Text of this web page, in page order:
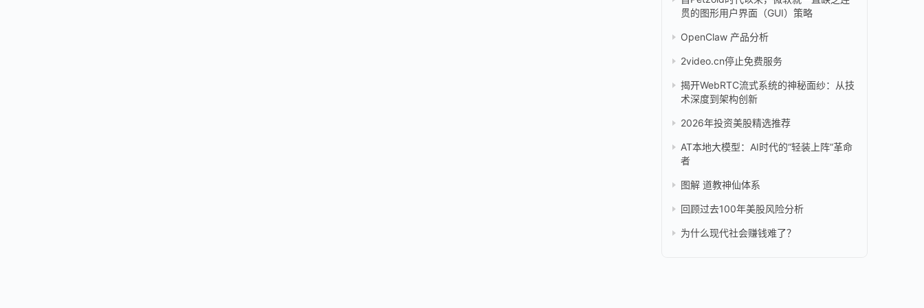
贯的图形用户界面（GUI）策略
OpenClaw 产品分析
2video.cn停止免费服务
揭开WebRTC流式系统的神秘面纱：从技
术深度到架构创新
2026年投资美股精选推荐
AT本地大模型：AI时代的“轻装上阵”革命
者
图解 道教神仙体系
回顾过去100年美股风险分析
为什么现代社会赚钱难了？